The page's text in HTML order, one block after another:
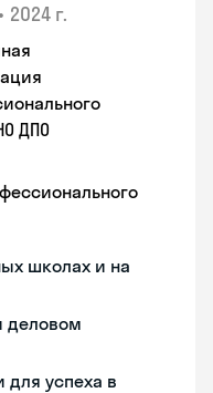
• 2024 г.
ДПО
школах и на
деловом
для успеха в